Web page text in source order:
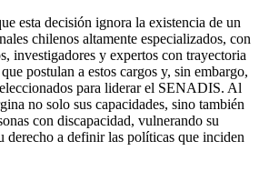
esta decisión ignora la existencia de un
chilenos altamente especializados, con
investigadores y expertos con trayectoria
postulan a estos cargos y, sin embargo,
para liderar el SENADIS. Al
no solo sus capacidades, sino también
con discapacidad, vulnerando su
derecho a definir las políticas que inciden